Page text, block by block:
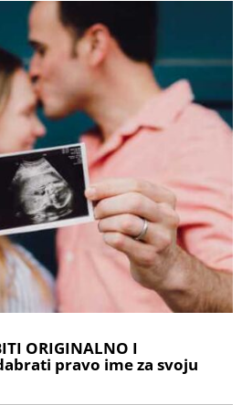
ORIGINALNO I
pravo ime za svoju